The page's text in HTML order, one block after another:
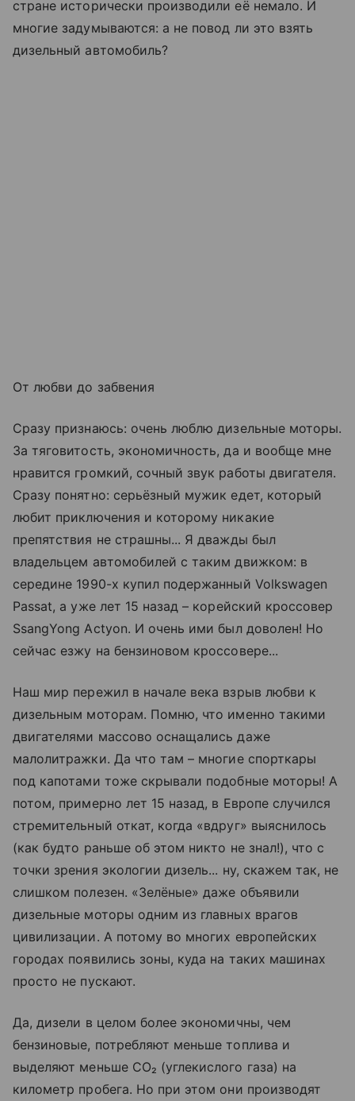
стране исторически производили её немало. И
многие задумываются: а не повод ли это взять
дизельный автомобиль?
От любви до забвения
Сразу признаюсь: очень люблю дизельные моторы.
За тяговитость, экономичность, да и вообще мне
нравится громкий, сочный звук работы двигателя.
Сразу понятно: серьёзный мужик едет, который
любит приключения и которому никакие
препятствия не страшны... Я дважды был
владельцем автомобилей с таким движком: в
середине 1990-х купил подержанный Volkswagen
Passat, а уже лет 15 назад – корейский кроссовер
SsangYong Actyon. И очень ими был доволен! Но
сейчас езжу на бензиновом кроссовере...
Наш мир пережил в начале века взрыв любви к
дизельным моторам. Помню, что именно такими
двигателями массово оснащались даже
малолитражки. Да что там – многие спорткары
под капотами тоже скрывали подобные моторы! А
потом, примерно лет 15 назад, в Европе случился
стремительный откат, когда «вдруг» выяснилось
(как будто раньше об этом никто не знал!), что с
точки зрения экологии дизель... ну, скажем так, не
слишком полезен. «Зелёные» даже объявили
дизельные моторы одним из главных врагов
цивилизации. А потому во многих европейских
городах появились зоны, куда на таких машинах
просто не пускают.
Да, дизели в целом более экономичны, чем
бензиновые, потребляют меньше топлива и
выделяют меньше CO₂ (углекислого газа) на
километр пробега. Но при этом они производят